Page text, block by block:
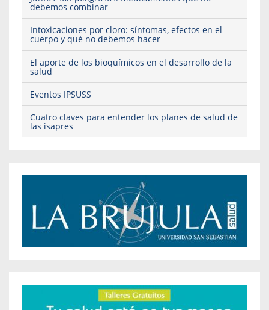
debemos combinar
Intoxicaciones por cloro: síntomas, efectos en el
cuerpo y qué no debemos hacer
El aporte de los bioquímicos en el desarrollo de la
salud
Eventos IPSUSS
Cuatro claves para entender los planes de salud de
las isapres